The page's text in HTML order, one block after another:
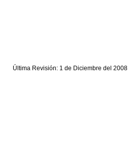
Última Revisión: 1 de Diciembre del 2008